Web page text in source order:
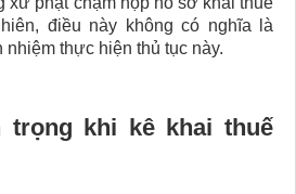
điều này không có nghĩa là
thực hiện thủ tục này.
trọng khi kê khai thuế